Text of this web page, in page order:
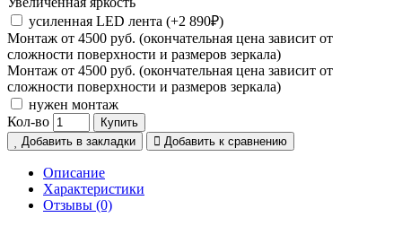
усиленная LED лента (+2 890₽)
Монтаж от 4500 руб. (окончательная цена зависит от
сложности поверхности и размеров зеркала)
Монтаж от 4500 руб. (окончательная цена зависит от
сложности поверхности и размеров зеркала)
нужен монтаж
Кол-во
Купить
Добавить в закладки
Добавить к сравнению
Описание
Характеристики
Отзывы (0)